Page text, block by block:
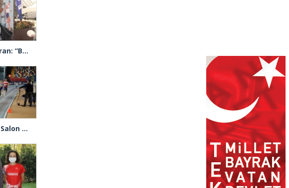
Vatandaş Ali Turan: “Bu yıl İstanbul Maratonu’nda 30. kez koşacağım”
Türkiye, Balkan Salon Atletizm Şampiyonası’nda zirvede